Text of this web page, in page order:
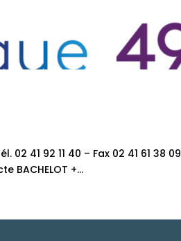
02 41 92 11 40 – Fax 02 41 61 38 09
BACHELOT +...